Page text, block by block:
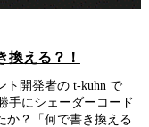
換える？！
ト開発者の t-kuhn で
手にシェーダーコード
か？「何で書き換える